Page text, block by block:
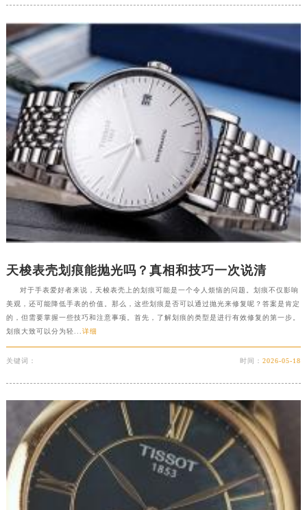
广东省汕尾市城区香洲街道园林社区翠园街天梭售后服务中心（需提前预约）
广东省韶关市武江区芙蓉新区与老城中心交汇处天梭售后服务中心（需提前预约）
广东省阳江市江城区东风一路天梭售后服务中心（需提前预约）
广东省云浮市云城区金山路天梭售后服务中心（需提前预约）
广东省湛江市赤坎区观海北路天梭售后服务中心（需提前预约）
广西壮族自治区百色市右江区中山二路天梭售后服务中心（需提前预约）
广西壮族自治区北海市海城区北京路天梭售后服务中心（需提前预约）
广西壮族自治区崇左市江州区石景林街道友谊大道与丽川路交汇处天梭售后服务中心（需提前预约）
广西壮族自治区防城港市港口区金花茶大道天梭售后服务中心（需提前预约）
广西壮族自治区贵港市港北区港城街道布山大道与仙衣路交叉口天梭售后服务中心（需提前预约）
广西壮族自治区贺州市八步区城东街道灵峰南路天梭售后服务中心（需提前预约）
广西壮族自治区来宾市兴宾区桂中大道天梭售后服务中心（需提前预约）
广西壮族自治区钦州市钦南区金海湾东大街天梭售后服务中心（需提前预约）
海南省东方市八所镇解放西路天梭售后服务中心（需提前预约）
海南省琼海市嘉积镇东风路天梭售后服务中心（需提前预约）
海南省三沙市西沙区西沙群岛永兴岛北京路天梭售后服务中心（需提前预约）
海南省三亚市吉阳区迎宾路天梭售后服务中心（需提前预约）
海南省万宁市万城镇解放路天梭售后服务中心（需提前预约）
天梭表壳划痕能抛光吗？真相和技巧一次说清
对于手表爱好者来说，天梭表壳上的划痕可能是一个令人烦恼的问题。划痕不仅影响
美观，还可能降低手表的价值。那么，这些划痕是否可以通过抛光来修复呢？答案是肯定
的，但需要掌握一些技巧和注意事项。首先，了解划痕的类型是进行有效修复的第一步。
划痕大致可以分为轻...详细
关键词： 时间：2026-05-18